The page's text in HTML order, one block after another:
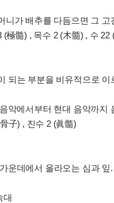
니가 배추를 다듬으면 그
極髓) , 목수 2 (木髓) , 수 22
되는 부분을 비유적으로 이
악에서부터 현대 음악까지
子) , 진수 2 (眞髓)
운데에서 올라오는 심과
대